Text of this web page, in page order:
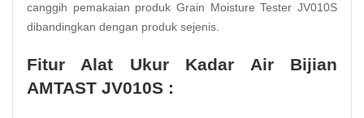
canggih pemakaian produk Grain Moisture Tester JV010S
dibandingkan dengan produk sejenis.
Fitur Alat Ukur Kadar Air Bijian
AMTAST JV010S :